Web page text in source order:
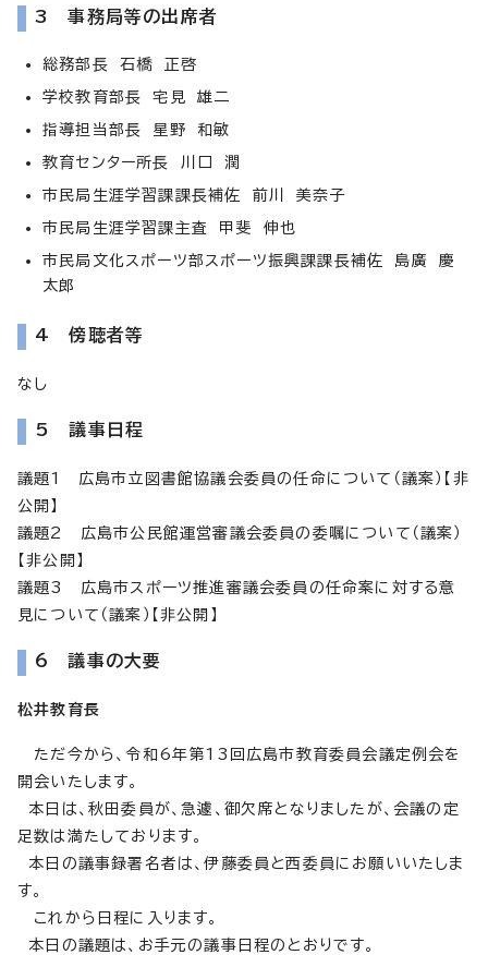
3 事務局等の出席者
総務部長 石橋 正啓
学校教育部長 宅見 雄二
指導担当部長 星野 和敏
教育センター所長 川口 潤
市民局生涯学習課課長補佐 前川 美奈子
市民局生涯学習課主査 甲斐 伸也
市民局文化スポーツ部スポーツ振興課課長補佐 島廣 慶
太郎
4 傍聴者等
なし
5 議事日程
議題1 広島市立図書館協議会委員の任命について（議案）【非
公開】
議題2 広島市公民館運営審議会委員の委嘱について（議案）
【非公開】
議題3 広島市スポーツ推進審議会委員の任命案に対する意
見について（議案）【非公開】
6 議事の大要
松井教育長
ただ今から、令和6年第13回広島市教育委員会議定例会を
開会いたします。
本日は、秋田委員が、急遽、御欠席となりましたが、会議の定
足数は満たしております。
本日の議事録署名者は、伊藤委員と西委員にお願いいたしま
す。
これから日程に入ります。
本日の議題は、お手元の議事日程のとおりです。